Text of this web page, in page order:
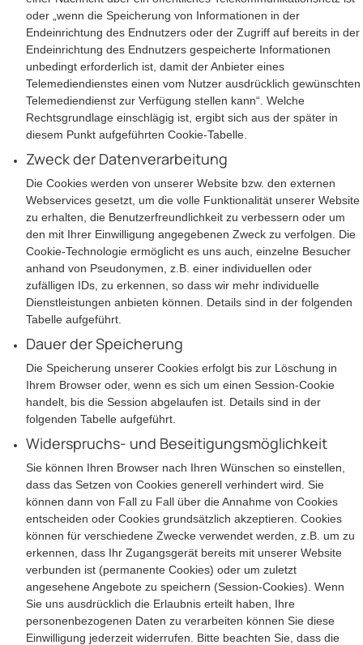
oder „wenn die Speicherung von Informationen in der
Endeinrichtung des Endnutzers oder der Zugriff auf bereits in der
Endeinrichtung des Endnutzers gespeicherte Informationen
unbedingt erforderlich ist, damit der Anbieter eines
Telemediendienstes einen vom Nutzer ausdrücklich gewünschten
Telemediendienst zur Verfügung stellen kann“. Welche
Rechtsgrundlage einschlägig ist, ergibt sich aus der später in
diesem Punkt aufgeführten Cookie-Tabelle.
Zweck der Datenverarbeitung
Die Cookies werden von unserer Website bzw. den externen
Webservices gesetzt, um die volle Funktionalität unserer Website
zu erhalten, die Benutzerfreundlichkeit zu verbessern oder um
den mit Ihrer Einwilligung angegebenen Zweck zu verfolgen. Die
Cookie-Technologie ermöglicht es uns auch, einzelne Besucher
anhand von Pseudonymen, z.B. einer individuellen oder
zufälligen IDs, zu erkennen, so dass wir mehr individuelle
Dienstleistungen anbieten können. Details sind in der folgenden
Tabelle aufgeführt.
Dauer der Speicherung
Die Speicherung unserer Cookies erfolgt bis zur Löschung in
Ihrem Browser oder, wenn es sich um einen Session-Cookie
handelt, bis die Session abgelaufen ist. Details sind in der
folgenden Tabelle aufgeführt.
Widerspruchs- und Beseitigungsmöglichkeit
Sie können Ihren Browser nach Ihren Wünschen so einstellen,
dass das Setzen von Cookies generell verhindert wird. Sie
können dann von Fall zu Fall über die Annahme von Cookies
entscheiden oder Cookies grundsätzlich akzeptieren. Cookies
können für verschiedene Zwecke verwendet werden, z.B. um zu
erkennen, dass Ihr Zugangsgerät bereits mit unserer Website
verbunden ist (permanente Cookies) oder um zuletzt
angesehene Angebote zu speichern (Session-Cookies). Wenn
Sie uns ausdrücklich die Erlaubnis erteilt haben, Ihre
personenbezogenen Daten zu verarbeiten können Sie diese
Einwilligung jederzeit widerrufen. Bitte beachten Sie, dass die